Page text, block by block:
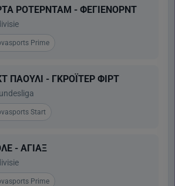
ΡΟΤΕΡΝΤΑΜ - ΦΕΓΙΕΝΟΡΝΤ
Prime
ΠΑΟΥΛΙ - ΓΚΡΟΪΤΕΡ ΦΙΡΤ
Start
- ΑΓΙΑΞ
Prime